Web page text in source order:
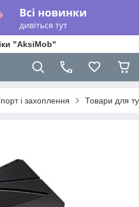
"AksiMob"
і захоплення Товари для